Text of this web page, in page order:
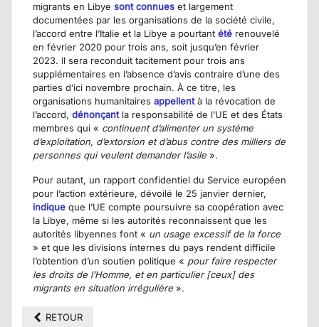
migrants en Libye sont connues et largement
documentées par les organisations de la société civile,
l’accord entre l’Italie et la Libye a pourtant été renouvelé
en février 2020 pour trois ans, soit jusqu’en février
2023. Il sera reconduit tacitement pour trois ans
supplémentaires en l’absence d’avis contraire d’une des
parties d’ici novembre prochain. À ce titre, les
organisations humanitaires appellentà la révocation de
l’accord, dénonçantla responsabilité de l’UE et des États
membres qui « continuent d’alimenter un système
d’exploitation, d’extorsion et d’abus contre des milliers de
personnes qui veulent demander l’asile ».
Pour autant, un rapport confidentiel du Service européen
pour l’action extérieure, dévoilé le 25 janvier dernier,
indique que l’UE compte poursuivre sa coopération avec
la Libye, même si les autorités reconnaissent que les
autorités libyennes font « un usage excessif de la force
» et que les divisions internes du pays rendent difficile
l’obtention d’un soutien politique « pour faire respecter
les droits de l’Homme, et en particulier [ceux] des
migrants en situation irrégulière ».
RETOUR